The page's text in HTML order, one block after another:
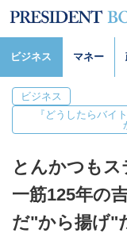
ビジネス マネー
ビジネス
『どうしたらバイ
とんかつも
一筋125年の
だ"から揚げ"